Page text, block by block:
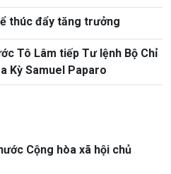
thúc đẩy tăng trưởng
Tô Lâm tiếp Tư lệnh Bộ Chỉ
Kỳ Samuel Paparo
Cộng hòa xã hội chủ